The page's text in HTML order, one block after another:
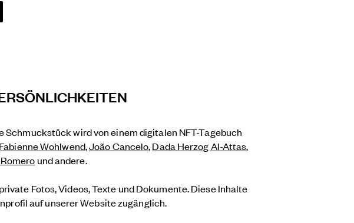
wird von einem digitalen NFT-Tagebuch
Fabienne Wohlwend,João Cancelo,Dada Herzog Al-Attas,
und andere.
Fotos, Videos, Texte und Dokumente. Diese Inhalte
auf unserer Website zugänglich.